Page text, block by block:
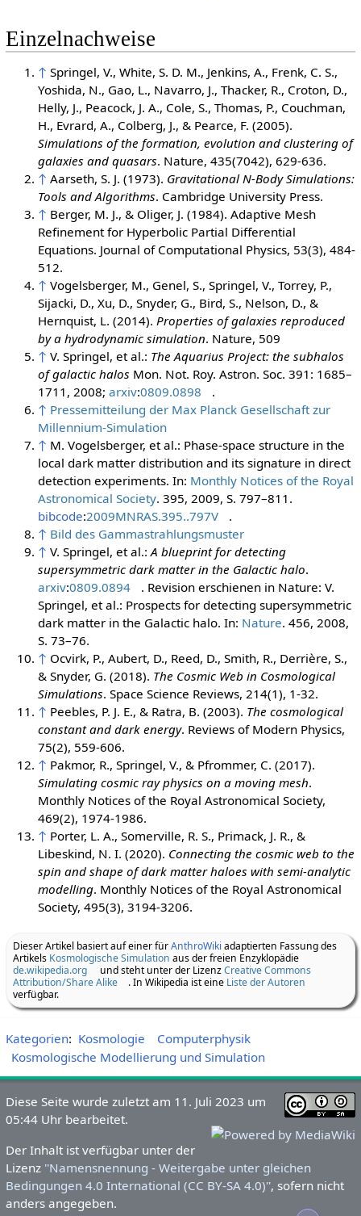
Einzelnachweise
↑ Springel, V., White, S. D. M., Jenkins, A., Frenk, C. S.,
Yoshida, N., Gao, L., Navarro, J., Thacker, R., Croton, D.,
Helly, J., Peacock, J. A., Cole, S., Thomas, P., Couchman,
H., Evrard, A., Colberg, J., & Pearce, F. (2005).
Simulations of the formation, evolution and clustering of
galaxies and quasars. Nature, 435(7042), 629-636.
↑ Aarseth, S. J. (1973). Gravitational N-Body Simulations:
Tools and Algorithms. Cambridge University Press.
↑ Berger, M. J., & Oliger, J. (1984). Adaptive Mesh
Refinement for Hyperbolic Partial Differential
Equations. Journal of Computational Physics, 53(3), 484-
512.
↑ Vogelsberger, M., Genel, S., Springel, V., Torrey, P.,
Sijacki, D., Xu, D., Snyder, G., Bird, S., Nelson, D., &
Hernquist, L. (2014). Properties of galaxies reproduced
by a hydrodynamic simulation. Nature, 509
↑ V. Springel, et al.: The Aquarius Project: the subhalos
of galactic halos Mon. Not. Roy. Astron. Soc. 391: 1685–
1711, 2008; arxiv:0809.0898
.
↑ Pressemitteilung der Max Planck Gesellschaft zur
Millennium-Simulation
↑ M. Vogelsberger, et al.: Phase-space structure in the
local dark matter distribution and its signature in direct
detection experiments . In: Monthly Notices of the Royal
Astronomical Society
. 395, 2009, S. 797–811.
bibcode:2009MNRAS.395..797V
.
↑ Bild des Gammastrahlungsmuster
↑ V. Springel, et al.:A blueprint for detecting
supersymmetric dark matter in the Galactic halo.
arxiv:0809.0894 . Revision erschienen in Nature: V.
Springel, et al.: Prospects for detecting supersymmetric
dark matter in the Galactic halo . In: Nature. 456, 2008,
S. 73–76.
↑ Ocvirk, P., Aubert, D., Reed, D., Smith, R., Derrière, S.,
& Snyder, G. (2018). The Cosmic Web in Cosmological
Simulations. Space Science Reviews, 214(1), 1-32.
↑ Peebles, P. J. E., & Ratra, B. (2003). The cosmological
constant and dark energy. Reviews of Modern Physics,
75(2), 559-606.
↑ Pakmor, R., Springel, V., & Pfrommer, C. (2017).
Simulating cosmic ray physics on a moving mesh.
Monthly Notices of the Royal Astronomical Society,
469(2), 1974-1986.
↑ Porter, L. A., Somerville, R. S., Primack, J. R., &
Libeskind, N. I. (2020). Connecting the cosmic web to the
spin and shape of dark matter haloes with semi-analytic
modelling. Monthly Notices of the Royal Astronomical
Society, 495(3), 3194-3206.
Dieser Artikel basiert auf einer fürAnthroWiki adaptierten Fassung des
Artikels Kosmologische Simulation aus der freien Enzyklopädie
de.wikipedia.org
und steht unter der LizenzCreative Commons
Attribution/Share Alike
. In Wikipedia ist eine Liste der Autoren
verfügbar.
Kategorien: Kosmologie
Computerphysik
Kosmologische Modellierung und Simulation
Diese Seite wurde zuletzt am 11. Juli 2023 um
05:44 Uhr bearbeitet.
Der Inhalt ist verfügbar unter der
Lizenz ''Namensnennung - Weitergabe unter gleichen
Bedingungen 4.0 International (CC BY-SA 4.0)'', sofern nicht
anders angegeben.